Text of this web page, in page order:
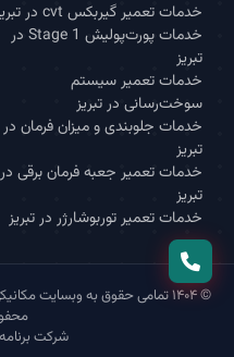
خدمات تعمیر گیربکس cvt در تبریز
خدمات پورت‌پولیش Stage 1 در
تبریز
خدمات تعمیر سیستم
سوخت‌رسانی در تبریز
خدمات جلوبندی و میزان فرمان در
تبریز
خدمات تعمیر جعبه فرمان برقی در
تبریز
خدمات تعمیر توربوشارژر در تبریز
© ۱۴۰۴ تمامی حقوق به وبسایت
شرکت